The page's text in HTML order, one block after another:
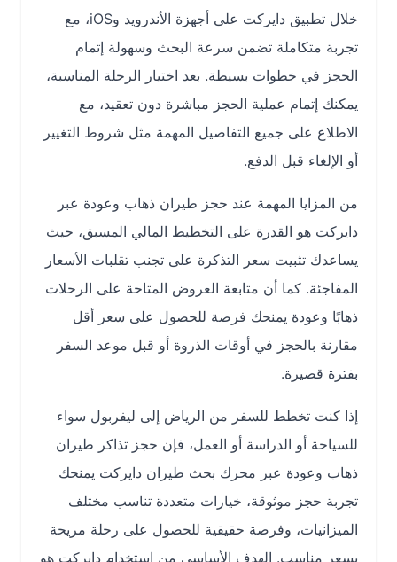
خلال تطبيق دايركت على أجهزة الأندرويد وiOS، مع
تجربة متكاملة تضمن سرعة البحث وسهولة إتمام
الحجز في خطوات بسيطة. بعد اختيار الرحلة المناسبة،
يمكنك إتمام عملية الحجز مباشرة دون تعقيد، مع
الاطلاع على جميع التفاصيل المهمة مثل شروط التغيير
أو الإلغاء قبل الدفع.
من المزايا المهمة عند حجز طيران ذهاب وعودة عبر
دايركت هو القدرة على التخطيط المالي المسبق، حيث
يساعدك تثبيت سعر التذكرة على تجنب تقلبات الأسعار
المفاجئة. كما أن متابعة العروض المتاحة على الرحلات
ذهابًا وعودة يمنحك فرصة للحصول على سعر أقل
مقارنة بالحجز في أوقات الذروة أو قبل موعد السفر
بفترة قصيرة.
إذا كنت تخطط للسفر من الرياض إلى ليفربول سواء
للسياحة أو الدراسة أو العمل، فإن حجز تذاكر طيران
ذهاب وعودة عبر محرك بحث طيران دايركت يمنحك
تجربة حجز موثوقة، خيارات متعددة تناسب مختلف
الميزانيات، وفرصة حقيقية للحصول على رحلة مريحة
بسعر مناسب. الهدف الأساسي من استخدام دايركت هو